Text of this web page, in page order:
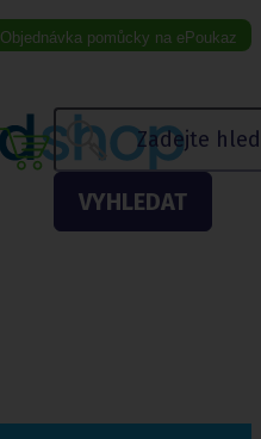
Objednávka pomůcky na ePoukaz
VYHLEDAT